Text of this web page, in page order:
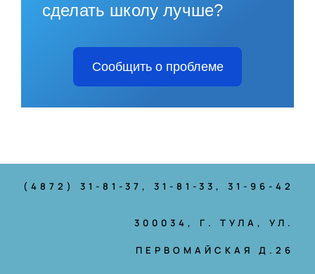
сделать школу лучше?
Сообщить о проблеме
(4872) 31-81-37, 31-81-33, 31-96-42
300034, Г. ТУЛА, УЛ.
ПЕРВОМАЙСКАЯ Д.26